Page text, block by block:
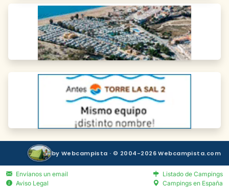
by Webcampista · © 2004-2026 Webcampista.com
Envíanos un email
Aviso Legal
Listado de Campings
Campings en España